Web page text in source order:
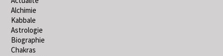
Alchimie
Kabbale
Astrologie
Biographie
Chakras